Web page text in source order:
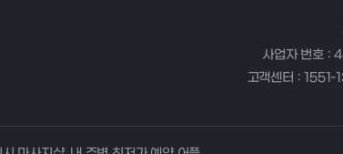
사업자 번호 :
고객센터 :